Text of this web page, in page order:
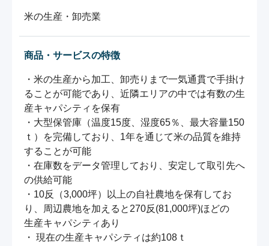
米の生産・卸売業
商品・サービスの特徴
・米の生産から加工、卸売りまで一気通貫で手掛け
ることが可能であり、近隣エリアの中では有数の生
産キャパシティを保有
・大型保管庫（温度15度、湿度65％、最大容量150
ｔ）を完備しており、1年を通じて米の品質を維持
することが可能
・在庫数をデータ管理しており、安定して取引先へ
の供給可能
・10反（3,000坪）以上の自社農地を保有してお
り、周辺農地を加えると270反(81,000坪)ほどの
生産キャパシティあり
・ 現在の生産キャパシティは約108ｔ